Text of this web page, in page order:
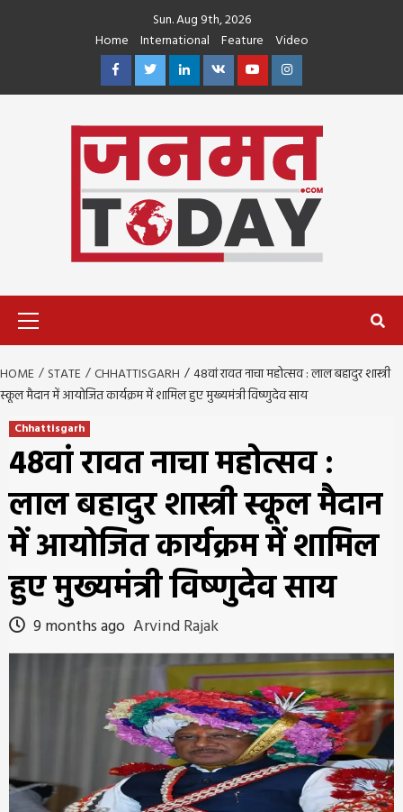
Sun. Aug 9th, 2026
Home
International Feature
Video
FacebookTwitterLinkedin
VK YoutubeInstagram
HOME STATE CHHATTISGARH
48वां रावत नाचा महोत्सव : लाल बहादुर शास्त्री
स्कूल मैदान में आयोजित कार्यक्रम में शामिल हुए मुख्यमंत्री विष्णुदेव साय
Chhattisgarh
48वां रावत नाचा महोत्सव :
लाल बहादुर शास्त्री स्कूल मैदान
में आयोजित कार्यक्रम में शामिल
हुए मुख्यमंत्री विष्णुदेव साय
9 months ago Arvind Rajak